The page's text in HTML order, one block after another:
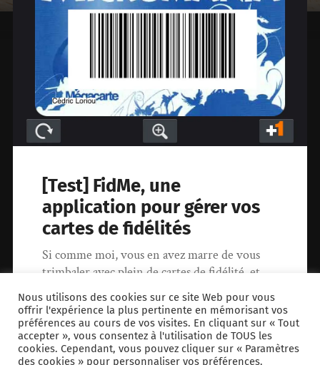
[Test] FidMe, une
application pour gérer vos
cartes de fidélités
Si comme moi, vous en avez marre de vous
trimbaler avec plein de cartes de fidélité, et
que souvent, lorsque…
14 mai 2015 0
Nous utilisons des cookies sur ce site Web pour vous
offrir l'expérience la plus pertinente en mémorisant vos
préférences au cours de vos visites. En cliquant sur « Tout
accepter », vous consentez à l'utilisation de TOUS les
cookies. Cependant, vous pouvez cliquer sur « Paramètres
des cookies » pour personnaliser vos préférences.